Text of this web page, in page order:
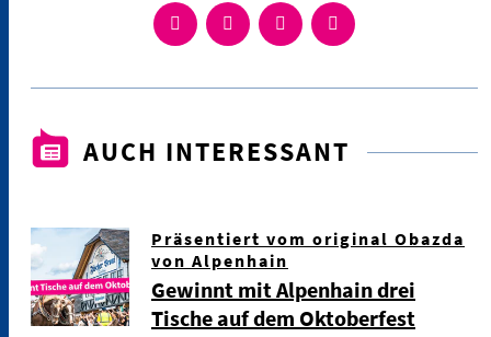
AUCH INTERESSANT
Präsentiert vom original Obazda
von Alpenhain
Gewinnt mit Alpenhain drei
Tische auf dem Oktoberfest